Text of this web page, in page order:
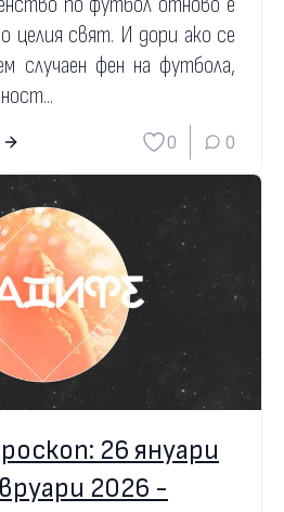
целия свят. И дори ако се
случаен фен на футбола,
0 0
26 януари
2026 -